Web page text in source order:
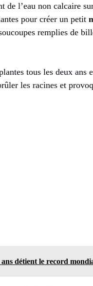
de l’eau non calcaire
pour créer un petit
remplies de
tous les deux ans
les racines et
détient le record